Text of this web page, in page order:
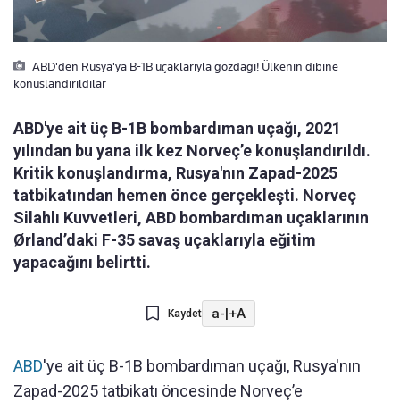
ABD'den Rusya'ya B-1B uçaklariyla gözdagi! Ülkenin dibine
konuslandirildilar
ABD'ye ait üç B-1B bombardıman uçağı, 2021
yılından bu yana ilk kez Norveç’e konuşlandırıldı.
Kritik konuşlandırma, Rusya'nın Zapad-2025
tatbikatından hemen önce gerçekleşti. Norveç
Silahlı Kuvvetleri, ABD bombardıman uçaklarının
Ørland’daki F-35 savaş uçaklarıyla eğitim
yapacağını belirtti.
Kaydet a-|+A
ABD'ye ait üç B-1B bombardıman uçağı, Rusya'nın
Zapad-2025 tatbikatı öncesinde Norveç’e